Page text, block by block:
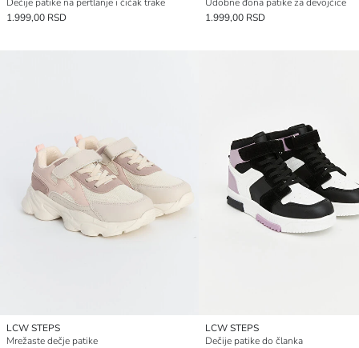
1.999,00 RSD
1.999,00 RSD
LCW STEPS
Mrežaste dečje patike
LCW STEPS
Dečije patike do članka